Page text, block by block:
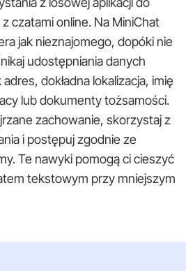
czatami online. Na MiniChat
jak nieznajomego, dopóki nie
udostępniania danych
dokładna lokalizacja, imię
lub dokumenty tożsamości.
zachowanie, skorzystaj z
i postępuj zgodnie ze
Te nawyki pomogą ci cieszyć
tekstowym przy mniejszym